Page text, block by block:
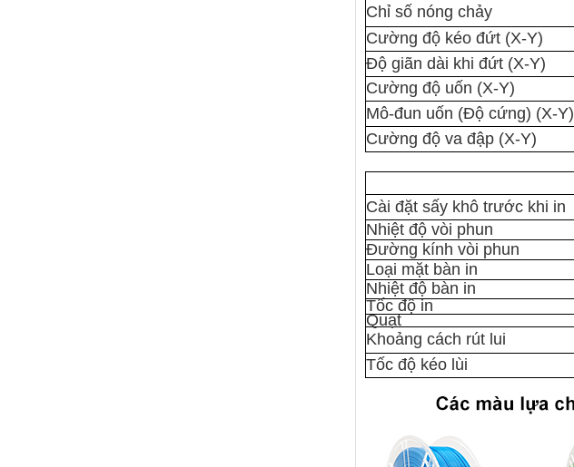
Chỉ số nóng chảy
Cường độ kéo đứt (X-Y)
Độ giãn dài khi đứt (X-Y)
Cường độ uốn (X-Y)
Mô-đun uốn (Độ cứng) (X-Y)
Cường độ va đập (X-Y)
Cài đặt sấy khô trước khi in
Nhiệt độ vòi phun
Đường kính vòi phun
Loại mặt bàn in
Nhiệt độ bàn in
Tốc độ in
Quạt
Khoảng cách rút lui
Tốc độ kéo lùi